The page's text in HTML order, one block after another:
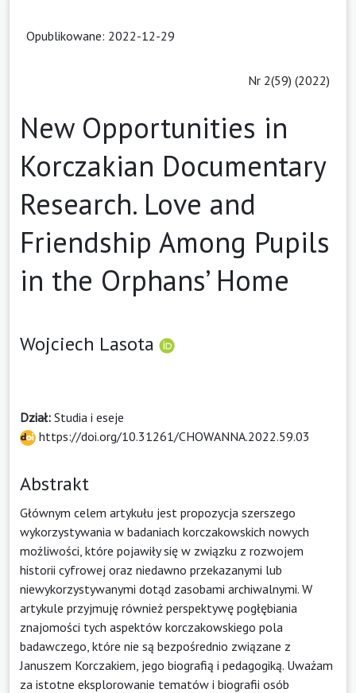
Opublikowane: 2022-12-29
Nr 2(59) (2022)
New Opportunities in
Korczakian Documentary
Research. Love and
Friendship Among Pupils
in the Orphans’ Home
Wojciech Lasota
Dział: Studia i eseje
https://doi.org/10.31261/CHOWANNA.2022.59.03
Abstrakt
Głównym celem artykułu jest propozycja szerszego
wykorzystywania w badaniach korczakowskich nowych
możliwości, które pojawiły się w związku z rozwojem
historii cyfrowej oraz niedawno przekazanymi lub
niewykorzystywanymi dotąd zasobami archiwalnymi. W
artykule przyjmuję również perspektywę pogłębiania
znajomości tych aspektów korczakowskiego pola
badawczego, które nie są bezpośrednio związane z
Januszem Korczakiem, jego biografią i pedagogiką. Uważam
za istotne eksplorowanie tematów i biografii osób